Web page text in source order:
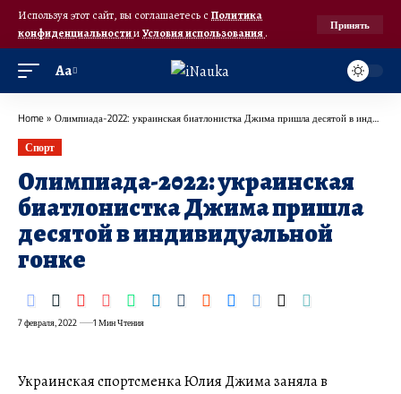
Используя этот сайт, вы соглашаетесь с Политика
конфиденциальностииУсловия использования.
Принять
Аа
Home » Олимпиада-2022: украинская биатлонистка Джима пришла десятой в индивидуальной гонке
Спорт
Олимпиада-2022: украинская
биатлонистка Джима пришла
десятой в индивидуальной
гонке
7 февраля, 2022 1 Мин Чтения
Украинская спортсменка Юлия Джима заняла в